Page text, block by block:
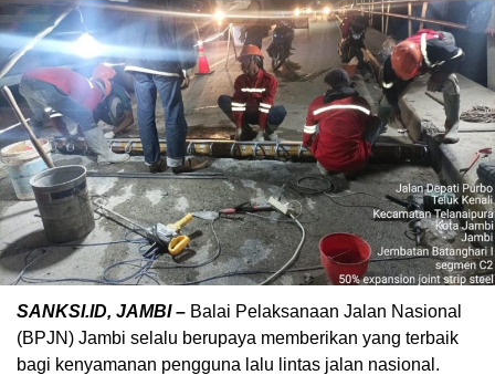
SANKSI.ID, JAMBI – Balai Pelaksanaan Jalan Nasional
(BPJN) Jambi selalu berupaya memberikan yang terbaik
bagi kenyamanan pengguna lalu lintas jalan nasional.